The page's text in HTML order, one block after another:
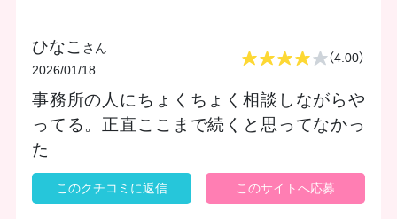
ひなこ さん
2026/01/18
（4.00）
事務所の人にちょくちょく相談しながらや
ってる。正直ここまで続くと思ってなかっ
た
このクチコミに返信 このサイトへ応募